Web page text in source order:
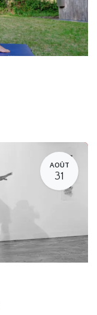
AOÛT
31